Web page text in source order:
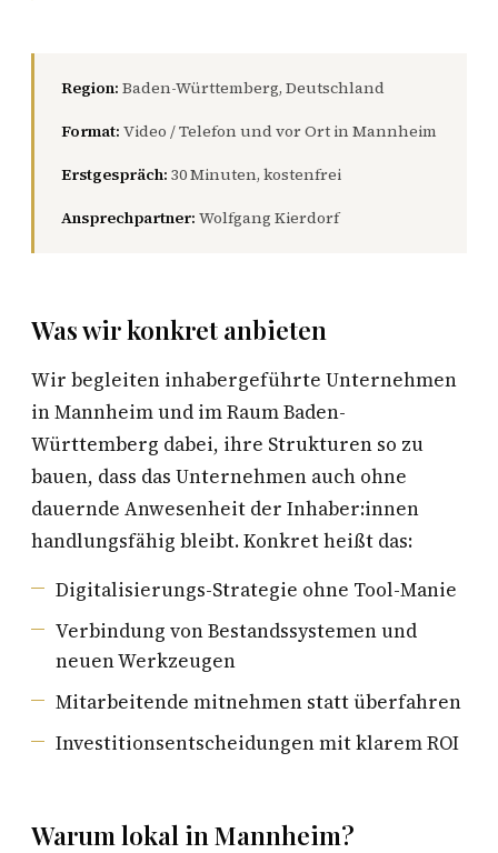
Region: Baden-Württemberg, Deutschland
Format: Video / Telefon und vor Ort in Mannheim
Erstgespräch: 30 Minuten, kostenfrei
Ansprechpartner: Wolfgang Kierdorf
Was wir konkret anbieten
Wir begleiten inhabergeführte Unternehmen
in Mannheim und im Raum Baden-
Württemberg dabei, ihre Strukturen so zu
bauen, dass das Unternehmen auch ohne
dauernde Anwesenheit der Inhaber:innen
handlungsfähig bleibt. Konkret heißt das:
Digitalisierungs-Strategie ohne Tool-Manie
Verbindung von Bestandssystemen und
neuen Werkzeugen
Mitarbeitende mitnehmen statt überfahren
Investitionsentscheidungen mit klarem ROI
Warum lokal in Mannheim?